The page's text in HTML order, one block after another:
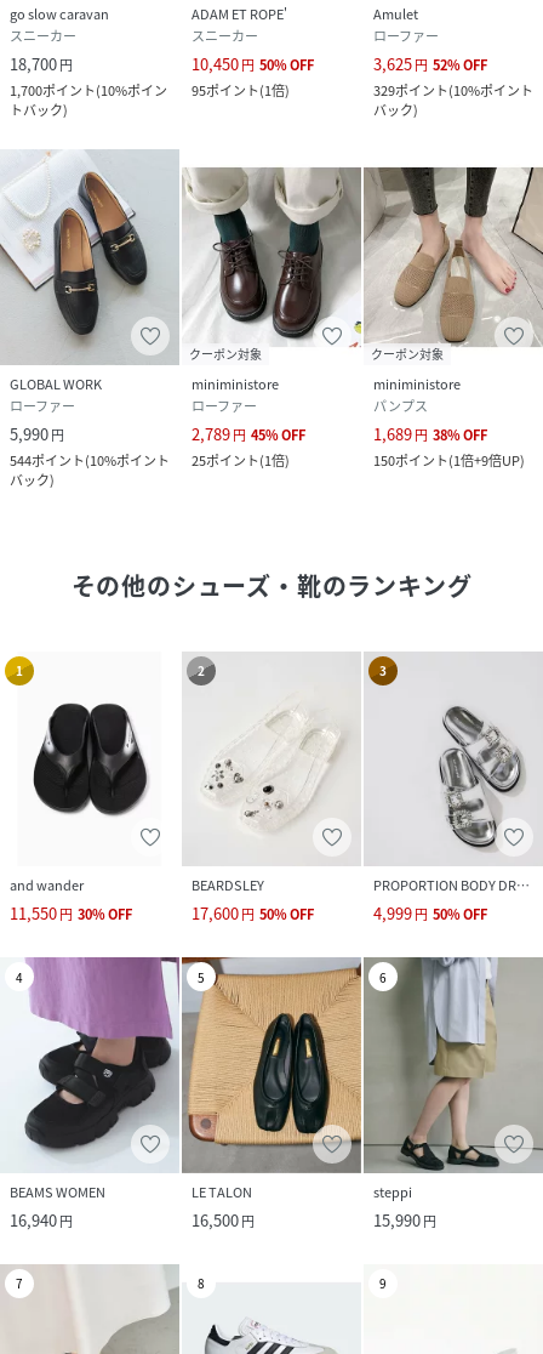
go slow caravan
スニーカー
18,700円
1,700ポイント(10%ポイン
トバック)
ADAM ET ROPE'
スニーカー
10,450円 50%OFF
95ポイント(1倍)
Amulet
ローファー
3,625円 52%OFF
329ポイント(10%ポイント
バック)
GLOBAL WORK
ローファー
5,990円
544ポイント(10%ポイント
バック)
クーポン対象
miniministore
ローファー
2,789円 45%OFF
25ポイント(1倍)
クーポン対象
miniministore
パンプス
1,689円 38%OFF
150ポイント(1倍+9倍UP)
その他のシューズ・靴のランキング
1
and wander
11,550円 30%OFF
2
BEARDSLEY
17,600円 50%OFF
3
PROPORTION BODY DRESSING
4,999円 50%OFF
4
BEAMS WOMEN
16,940円
5
LE TALON
16,500円
6
steppi
15,990円
7 8 9